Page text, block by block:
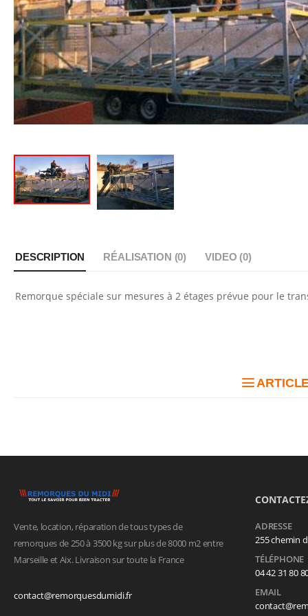
DESCRIPTION RÉALISATION (0) VIDEO (0)
Remorque spéciale sur mesures à 2 étages prévue pour le
Vente, location, réparation de tous types de
remorques de 250 à 3500 kg sur plus de 8000 m2 entre
Marseille et Aix. Livraison sur toute la France
contact@remorquesdumidi.fr
ADRESSE
255 chemin
TÉLÉPHONE
04 42 31 80
EMAIL